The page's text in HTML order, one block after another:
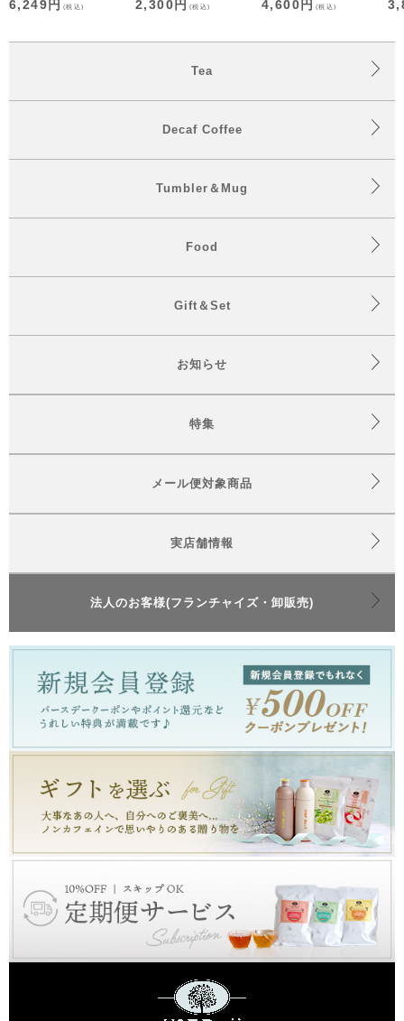
ヒーも仲間入り
6,249円 (税込)
ヒー アソート （ON
便 1/1]
2,300円 (税込) 4,600円 (税込)
Tea
Decaf Coffee
Tumbler＆Mug
Food
Gift＆Set
お知らせ
特集
メール便対象商品
実店舗情報
法人のお客様(フランチャイズ・卸販売)